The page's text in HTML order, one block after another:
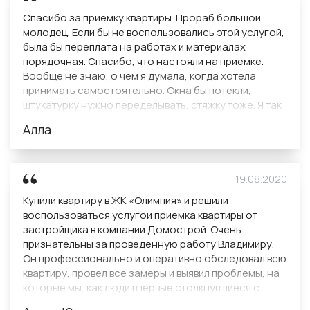
грамотно организована работа с «удаленными»
клиентами, порадовала гибкая система скидок.
Надеемся на дальнейшее плодотворное и
творческое сотрудничество с Вами и обязательно
будем Вас рекомендовать.
Алла
Спасибо за приемку квартиры. Прораб большой
молодец. Если бы не воспользовались этой услугой,
была бы переплата на работах и материалах
порядочная. Спасибо, что настояли на приемке.
Вообще не знаю, о чем я думала, когда хотела
принимать самостоятельно. Окна бы потекли,
штукатурку нужно переделывать, стяжку тоже. Я так
сэкономила и могу купить мебель дороже.
19.08.2020
Купили квартиру в ЖК «Олимпия» и решили
воспользоваться услугой приемка квартиры от
застройщика в компании Домострой. Очень
признательны за проведенную работу Владимиру.
Он профессионально и оперативно обследовал всю
квартиру, провел все замеры и выявил проблемы, на
которые мы, как люди впервые столкнувшиеся с